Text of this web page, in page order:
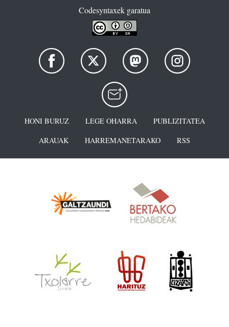
Codesyntaxek garatua
HONI BURUZ LEGE OHARRA
PUBLIZITATEA
ARAUAK
HARREMANETARAKO RSS